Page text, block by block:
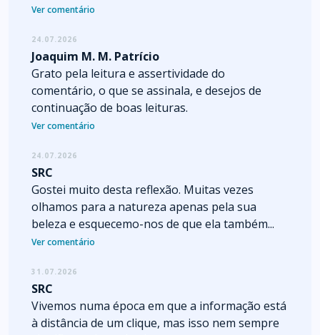
Ver comentário
24.07.2026
Joaquim M. M. Patrício
Grato pela leitura e assertividade do
comentário, o que se assinala, e desejos de
continuação de boas leituras.
Ver comentário
24.07.2026
SRC
Gostei muito desta reflexão. Muitas vezes
olhamos para a natureza apenas pela sua
beleza e esquecemo-nos de que ela também...
Ver comentário
31.07.2026
SRC
Vivemos numa época em que a informação está
à distância de um clique, mas isso nem sempre